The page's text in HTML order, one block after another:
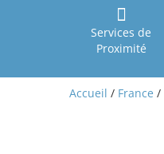
Services de
Proximité
Accueil / France /